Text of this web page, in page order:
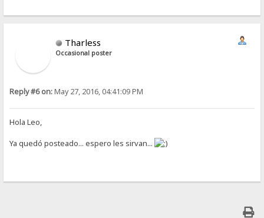
Tharless
Occasional poster
Reply #6 on:May 27, 2016, 04:41:09 PM
Hola Leo,
Ya quedó posteado... espero les sirvan...